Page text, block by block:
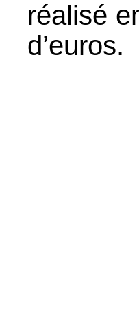
réalisé
d’euros.